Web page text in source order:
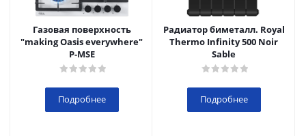
Газовая поверхность
"making Oasis everywhere"
P-MSE
Подробнее
Радиатор биметалл. Royal
Thermo Infinity 500 Noir
Sable
Подробнее